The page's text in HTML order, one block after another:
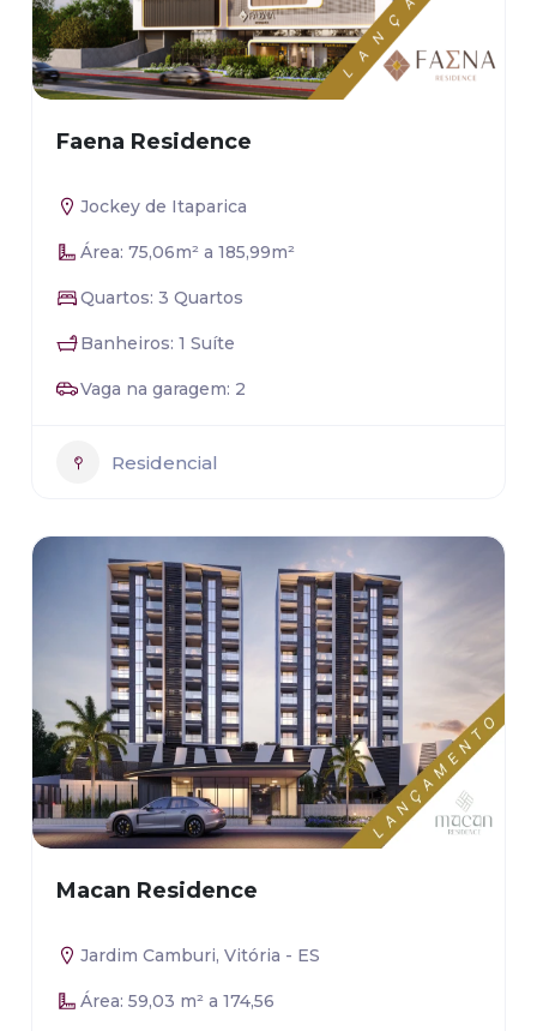
Faena Residence
Jockey de Itaparica
Área: 75,06m² a 185,99m²
Quartos: 3 Quartos
Banheiros: 1 Suíte
Vaga na garagem: 2
Residencial
Macan Residence
Jardim Camburi, Vitória - ES
Área: 59,03 m² a 174,56